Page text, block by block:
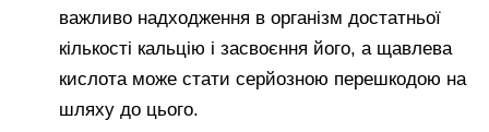
важливо надходження в організм достатньої
кількості кальцію і засвоєння його, а щавлева
кислота може стати серйозною перешкодою на
шляху до цього.